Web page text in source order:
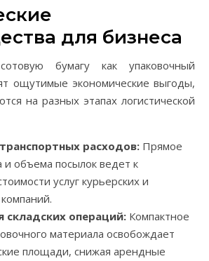
для бизнеса
бумагу как упаковочный
ощутимые экономические выгоды,
на разных этапах логистической
расходов: Прямое
и объема посылок ведет к
услуг курьерских и
складских операций: Компактное
материала освобождает
площади, снижая арендные